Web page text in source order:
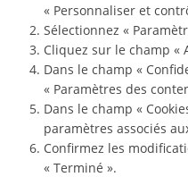
« Personnaliser et
Sélectionnez «
Cliquez sur le champ «
Dans le champ «
« Paramètres des
Dans le champ «
paramètres associés
Confirmez les
« Terminé ».